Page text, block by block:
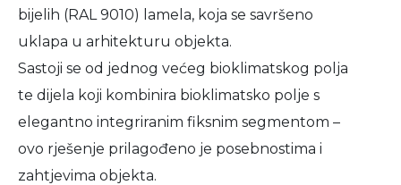
bijelih (RAL 9010) lamela, koja se savršeno
uklapa u arhitekturu objekta.
Sastoji se od jednog većeg bioklimatskog polja
te dijela koji kombinira bioklimatsko polje s
elegantno integriranim fiksnim segmentom –
ovo rješenje prilagođeno je posebnostima i
zahtjevima objekta.